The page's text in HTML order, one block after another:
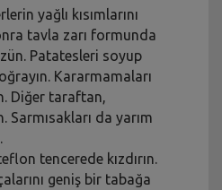
yağlı kısımlarını
tavla zarı formunda
Patatesleri soyup
Kararmamaları
Diğer taraftan,
da yarım
tencerede kızdırın.
geniş bir tabağa